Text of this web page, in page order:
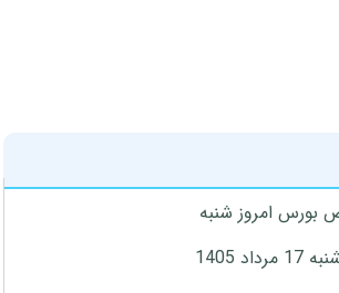
بورس امروز شنبه
1405